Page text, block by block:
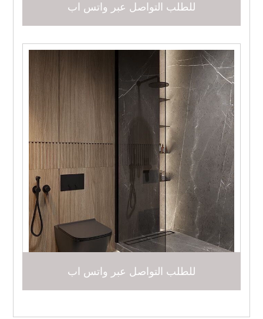
للطلب التواصل عبر واتس اب
للطلب التواصل عبر واتس اب